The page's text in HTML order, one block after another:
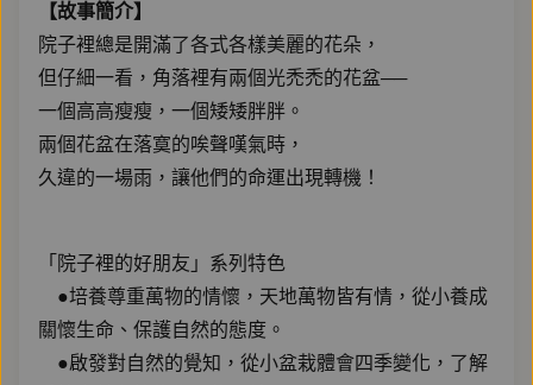
【故事簡介】
院子裡總是開滿了各式各樣美麗的花朵，
但仔細一看，角落裡有兩個光禿禿的花盆──
一個高高瘦瘦，一個矮矮胖胖。
兩個花盆在落寞的唉聲嘆氣時，
久違的一場雨，讓他們的命運出現轉機！
「院子裡的好朋友」系列特色
●培養尊重萬物的情懷，天地萬物皆有情，從小養成
關懷生命、保護自然的態度。
●啟發對自然的覺知，從小盆栽體會四季變化，了解